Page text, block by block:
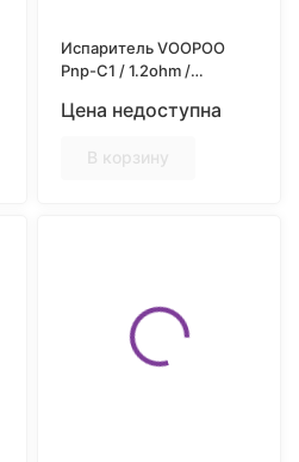
Испаритель VOOPOO
Pnp-C1 / 1.2ohm /
Цена недоступна
В корзину